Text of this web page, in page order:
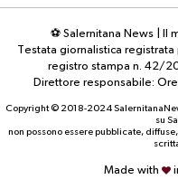
⚽ Salernitana News | Il
Testata giornalistica
registro stampa n. 42/
Direttore responsabile:
Copyright © 2018-2024
su
non possono essere pubblicate,
Made with